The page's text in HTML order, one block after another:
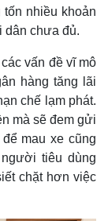
nhiều khoản
dân chưa đủ.
vấn đề vĩ mô
hàng tăng lãi
chế lạm phát.
mà sẽ đem gửi
mau xe cũng
tiêu dùng
chặt hơn việc